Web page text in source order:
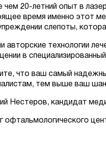
чем 20-летний опыт в
время именно этот
слепоты,
авторские технологии
в
что ваш самый
тем выше ваш
Нестеров, кандидат
офтальмологического